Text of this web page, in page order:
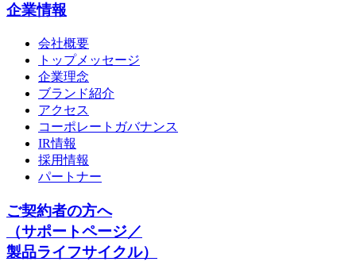
企業情報
会社概要
トップメッセージ
企業理念
ブランド紹介
アクセス
コーポレートガバナンス
IR情報
採用情報
パートナー
ご契約者の方へ
（サポートページ／
製品ライフサイクル）